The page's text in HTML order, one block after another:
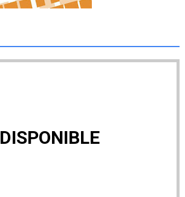
DISPONIBLE